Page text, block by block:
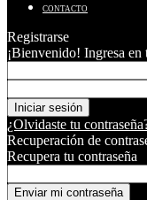
CONTACTO
Registrarse
¡Bienvenido! Ingresa en
¿Olvidaste tu
Recuperación de
Recupera tu contraseña